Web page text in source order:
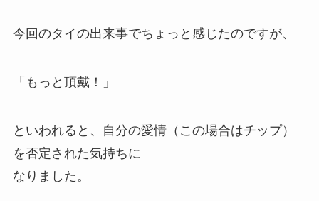
今回のタイの出来事でちょっと感じたのですが、
「もっと頂戴！」
といわれると、自分の愛情（この場合はチップ）
を否定された気持ちに
なりました。